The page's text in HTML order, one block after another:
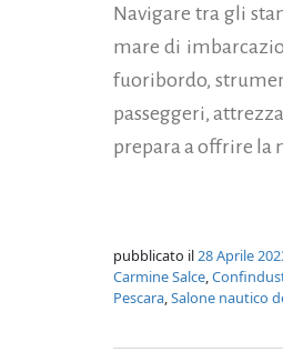
Navigare tra gli
mare di
fuoribordo,
passeggeri,
prepara a offrire la
pubblicato il28 Aprile
Carmine Salce,
Pescara,Salone nautico